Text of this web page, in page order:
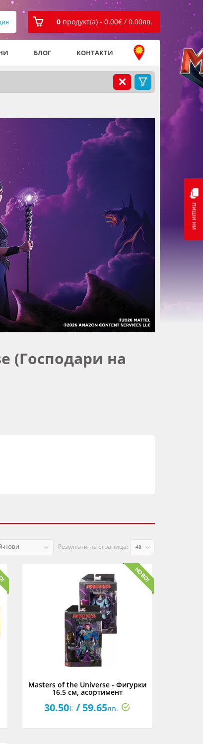
0 продукт(а) - 0.00€ / 0.00лв.
пиши ни
БЛОГ КОНТАКТИ
(Господари на
Резултати на страница:
Masters of the Universe - Фигурки
16.5 см, асортимент
30.50€ / 59.65лв.